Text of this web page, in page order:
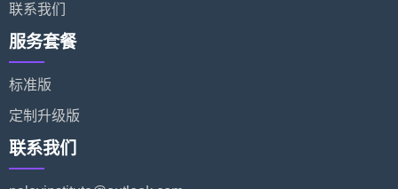
联系我们
服务套餐
标准版
定制升级版
联系我们